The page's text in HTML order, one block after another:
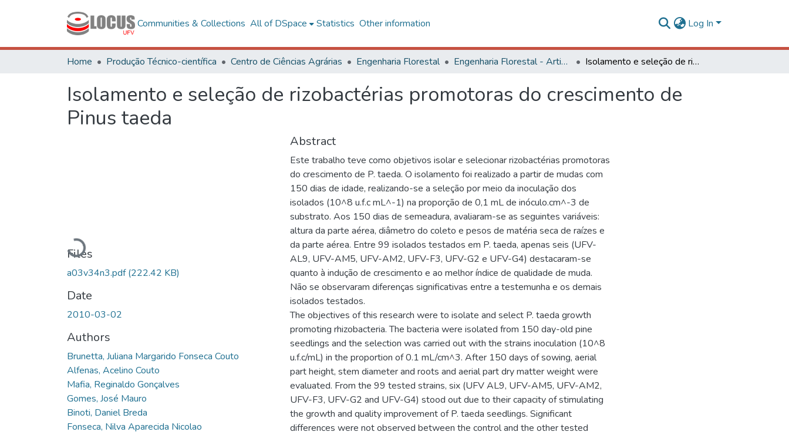
Communities & Collections All of DSpace Statistics Other information Log In
Home Produção Técnico-científica Centro de Ciências Agrárias Engenharia Florestal Engenharia Florestal - Artigos Isolamento e seleção de rizobactérias promotoras do crescimento de Pinus taeda
Isolamento e seleção de rizobactérias promotoras do crescimento de
Pinus taeda
Loading...
Files
a03v34n3.pdf(222.42 KB)
Date
2010-03-02
Authors
Brunetta, Juliana Margarido Fonseca Couto
Alfenas, Acelino Couto
Mafia, Reginaldo Gonçalves
Gomes, José Mauro
Binoti, Daniel Breda
Fonseca, Nilva Aparecida Nicolao
Abstract
Este trabalho teve como objetivos isolar e selecionar rizobactérias promotoras
do crescimento de P. taeda. O isolamento foi realizado a partir de mudas com
150 dias de idade, realizando-se a seleção por meio da inoculação dos
isolados (10^8 u.f.c mL^-1) na proporção de 0,1 mL de inóculo.cm^-3 de
substrato. Aos 150 dias de semeadura, avaliaram-se as seguintes variáveis:
altura da parte aérea, diâmetro do coleto e pesos de matéria seca de raízes e
da parte aérea. Entre 99 isolados testados em P. taeda, apenas seis (UFV-
AL9, UFV-AM5, UFV-AM2, UFV-F3, UFV-G2 e UFV-G4) destacaram-se
quanto à indução de crescimento e ao melhor índice de qualidade de muda.
Não se observaram diferenças significativas entre a testemunha e os demais
isolados testados.
The objectives of this research were to isolate and select P. taeda growth
promoting rhizobacteria. The bacteria were isolated from 150 day-old pine
seedlings and the selection was carried out with the strains inoculation (10^8
u.f.c/mL) in the proportion of 0.1 mL/cm^3. After 150 days of sowing, aerial
part height, stem diameter and roots and aerial part dry matter weight were
evaluated. From the 99 tested strains, six (UFV AL9, UFV-AM5, UFV-AM2,
UFV-F3, UFV-G2 and UFV-G4) stood out due to their capacity of stimulating
the growth and quality improvement of P. taeda seedlings. Significant
differences were not observed between the control and the other tested